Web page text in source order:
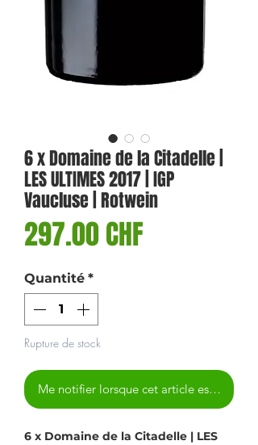
6 x Domaine de la Citadelle |
LES ULTIMES 2017 | IGP
Vaucluse | Rotwein
297.00 CHF
Quantité *
Rupture de stock
Me notifier lorsque cet article est
6 x Domaine de la Citadelle | LES